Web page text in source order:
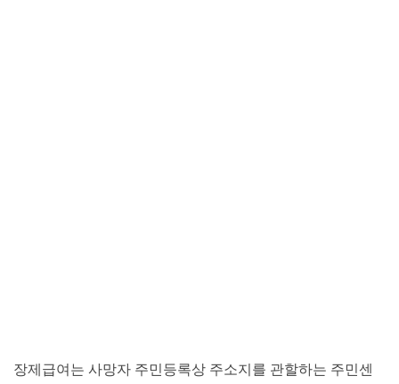
장제급여는 사망자 주민등록상 주소지를 관할하는 주민센